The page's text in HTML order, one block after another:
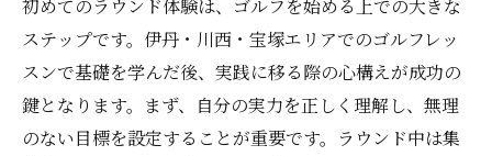
初めてのラウンド体験は、ゴルフを始める上での大きな
ステップです。伊丹・川西・宝塚エリアでのゴルフレッ
スンで基礎を学んだ後、実践に移る際の心構えが成功の
鍵となります。まず、自分の実力を正しく理解し、無理
のない目標を設定することが重要です。ラウンド中は集